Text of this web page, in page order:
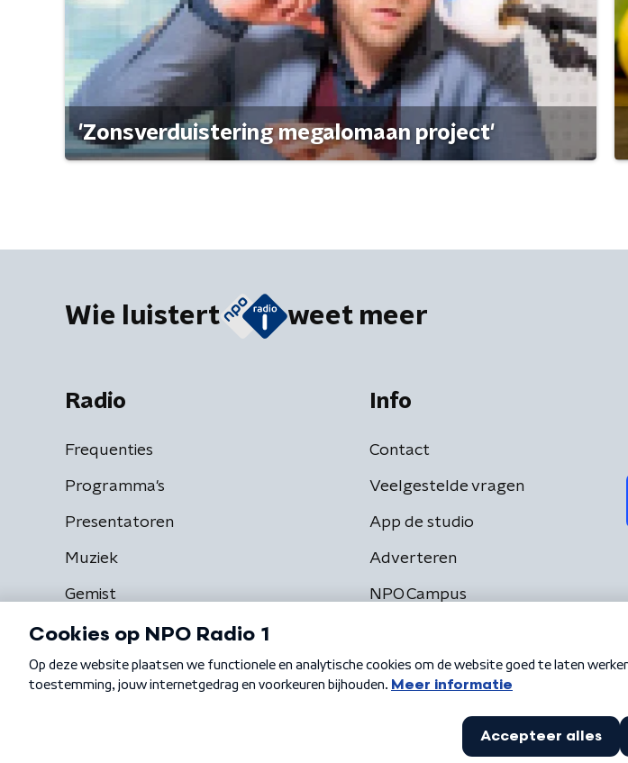
'Zonsverduistering megalomaan project'
Wie luistert weet meer
Radio
Frequenties
Programma's
Presentatoren
Muziek
Gemist
Info
Contact
Veelgestelde vragen
App de studio
Adverteren
NPO Campus
Algemene voorwaarden Privacybeleid